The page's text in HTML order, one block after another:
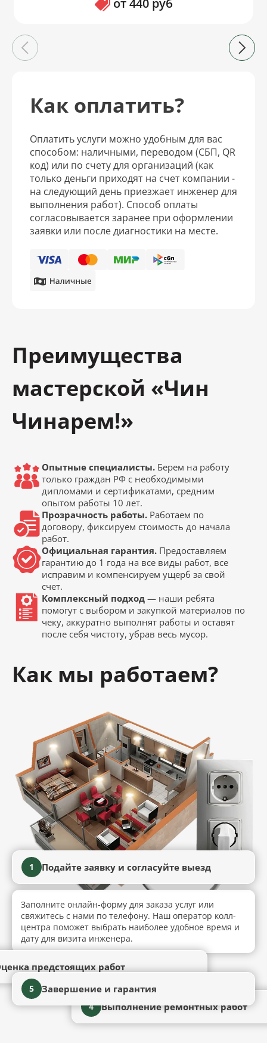
Как оплатить?
Оплатить услуги можно удобным для вас
способом: наличными, переводом (СБП, QR
код) или по счету для организаций (как
только деньги приходят на счет компании -
на следующий день приезжает инженер для
выполнения работ). Способ оплаты
согласовывается заранее при оформлении
заявки или после диагностики на месте.
Преимущества
мастерской «Чин
Чинарем!»
Опытные специалисты. Берем на работу
только граждан РФ с необходимыми
дипломами и сертификатами, средним
опытом работы 10 лет.
Прозрачность работы. Работаем по
договору, фиксируем стоимость до начала
работ.
Официальная гарантия. Предоставляем
гарантию до 1 года на все виды работ, все
исправим и компенсируем ущерб за свой
счет.
Комплексный подход — наши ребята
помогут с выбором и закупкой материалов по
чеку, аккуратно выполнят работы и оставят
после себя чистоту, убрав весь мусор.
Как мы работаем?
1 Подайте заявку и согласуйте выезд
Заполните онлайн-форму для заказа услуг или
свяжитесь с нами по телефону. Наш оператор колл-
центра поможет выбрать наиболее удобное время и
дату для визита инженера.
предстоящих работ
4 Выполнение ремонтных работ
5 Завершение и гарантия